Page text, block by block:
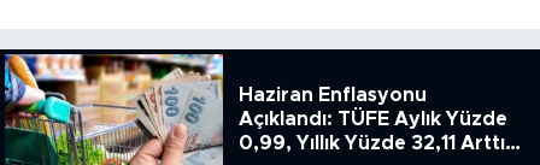
Haziran Enflasyonu
Açıklandı: TÜFE Aylık Yüzde
0,99, Yıllık Yüzde 32,11 Arttı,